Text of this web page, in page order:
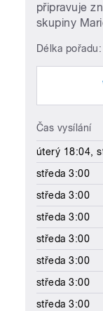
připravuje
skupiny
Délka pořadu:
Čas vysílání
úterý 18:04,
středa 3:00
středa 3:00
středa 3:00
středa 3:00
středa 3:00
středa 3:00
středa 3:00